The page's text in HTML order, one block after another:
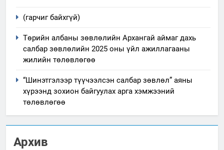
(гарчиг байхгүй)
Төрийн албаны зөвлөлийн Архангай аймаг дахь
салбар зөвлөлийн 2025 оны үйл ажиллагааны
жилийн төлөвлөгөө
“Шинэтгэлээр түүчээлсэн салбар зөвлөл” аяны
хүрээнд зохион байгуулах арга хэмжээний
төлөвлөгөө
Архив